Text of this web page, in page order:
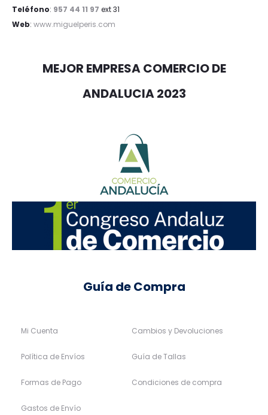
Teléfono: 957 44 11 97 ext 31
Web: www.miguelperis.com
MEJOR EMPRESA COMERCIO DE
ANDALUCIA 2023
Guía de Compra
Mi Cuenta
Política de Envíos
Formas de Pago
Gastos de Envío
Cambios y Devoluciones
Guía de Tallas
Condiciones de compra